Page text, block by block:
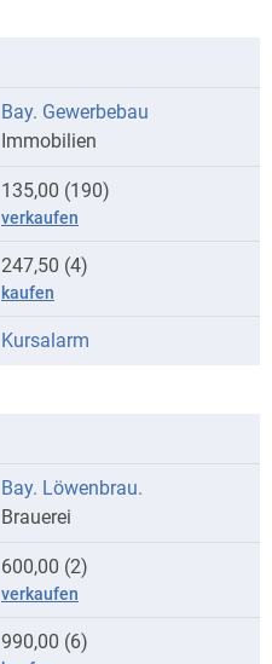
Bay. Gewerbebau
Immobilien
135,00 (190)
verkaufen
247,50 (4)
kaufen
Kursalarm
Bay. Löwenbrau.
Brauerei
600,00 (2)
verkaufen
990,00 (6)